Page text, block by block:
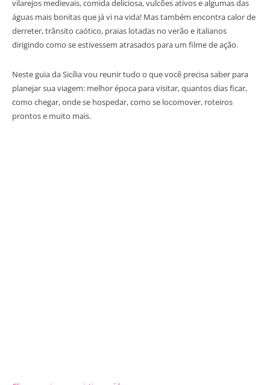
vilarejos medievais, comida deliciosa, vulcões ativos e algumas das
águas mais bonitas que já vi na vida! Mas também encontra calor de
derreter, trânsito caótico, praias lotadas no verão e italianos
dirigindo como se estivessem atrasados para um filme de ação.
Neste guia da Sicília vou reunir tudo o que você precisa saber para
planejar sua viagem: melhor época para visitar, quantos dias ficar,
como chegar, onde se hospedar, como se locomover, roteiros
prontos e muito mais.